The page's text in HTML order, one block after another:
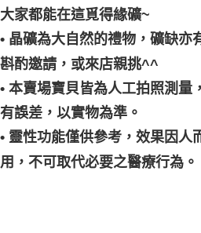
大家都能在這覓得緣礦~
• 晶礦為大自然的禮物，礦缺亦
斟酌邀請，或來店親挑^^
• 本賣場寶貝皆為人工拍照測量
有誤差，以實物為準。
• 靈性功能僅供參考，效果因人
用，不可取代必要之醫療行為。